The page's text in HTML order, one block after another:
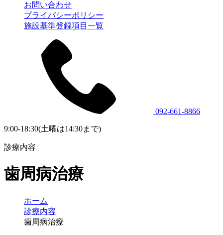
お問い合わせ
プライバシーポリシー
施設基準登録項目一覧
092-661-8866
9:00-18:30(土曜は14:30まで)
診療内容
歯周病治療
ホーム
診療内容
歯周病治療